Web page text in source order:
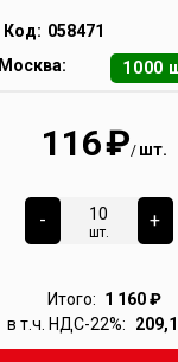
Код: 058471
Москва:
1000
116₽/ шт.
-
шт.
+
Итого: 1 160₽
в т.ч. НДС-22%: